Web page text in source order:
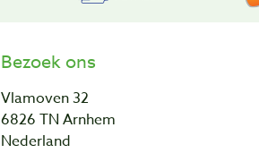
Bezoek ons
Vlamoven 32
6826 TN Arnhem
Nederland